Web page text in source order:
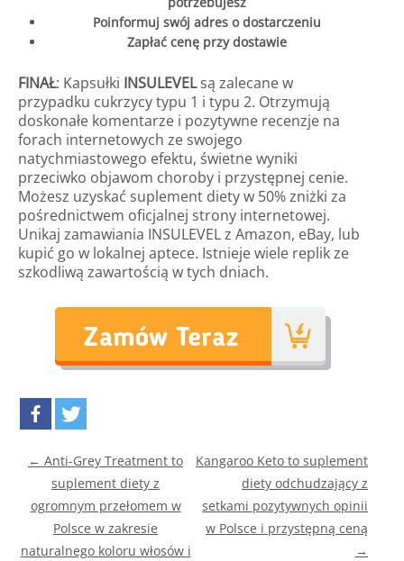
Poinformuj swój adres o dostarczeniu
Zapłać cenę przy dostawie
FINAŁ: Kapsułki INSULEVELsą zalecane w
przypadku cukrzycy typu 1 i typu 2. Otrzymują
doskonałe komentarze i pozytywne recenzje na
forach internetowych ze swojego
natychmiastowego efektu, świetne wyniki
przeciwko objawom choroby i przystępnej cenie.
Możesz uzyskać suplement diety w 50% zniżki za
pośrednictwem oficjalnej strony internetowej.
Unikaj zamawiania INSULEVEL z Amazon, eBay, lub
kupić go w lokalnej aptece. Istnieje wiele replik ze
szkodliwą zawartością w tych dniach.
Post navigation
← Anti-Grey Treatment to
suplement diety z
ogromnym przełomem w
Polsce w zakresie
naturalnego koloru włosów i
Kangaroo Keto to suplement
diety odchudzający z
setkami pozytywnych opinii
w Polsce i przystępną ceną
→